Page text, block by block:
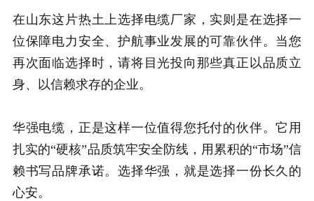
在山东这片热土上选择电缆厂家，实则是在选择一
位保障电力安全、护航事业发展的可靠伙伴。当您
再次面临选择时，请将目光投向那些真正以品质立
身、以信赖求存的企业。
华强电缆，正是这样一位值得您托付的伙伴。它用
扎实的“硬核”品质筑牢安全防线，用累积的“市场”信
赖书写品牌承诺。选择华强，就是选择一份长久的
心安。